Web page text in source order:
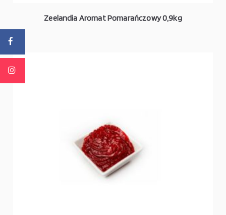
Zeelandia Aromat Pomarańczowy 0,9kg